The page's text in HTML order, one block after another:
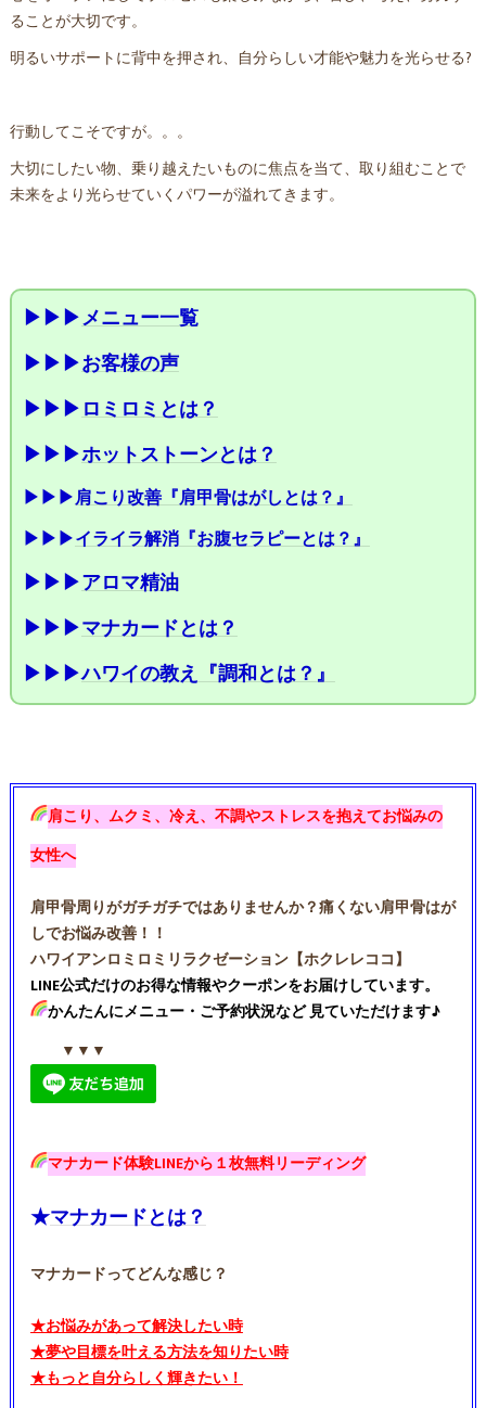
ることが大切です。
明るいサポートに背中を押され、自分らしい才能や魅力を光らせる?
行動してこそですが。。。
大切にしたい物、乗り越えたいものに焦点を当て、取り組むことで
未来をより光らせていくパワーが溢れてきます。
▶▶▶メニュー一覧
▶▶▶お客様の声
▶▶▶ロミロミとは？
▶▶▶ホットストーンとは？
▶▶▶肩こり改善『肩甲骨はがしとは？』
▶▶▶イライラ解消『お腹セラピーとは？』
▶▶▶アロマ精油
▶▶▶マナカードとは？
▶▶▶ハワイの教え『調和とは？』
肩こり、ムクミ、冷え、不調やストレスを抱えてお悩みの
女性へ
肩甲骨周りがガチガチではありませんか？痛くない肩甲骨はが
しでお悩み改善！！
ハワイアンロミロミリラクゼーション【ホクレレココ】
LINE公式だけのお得な情報やクーポンをお届けしています。
かんたんにメニュー・ご予約状況など 見ていただけます♪
▼▼▼
マナカード体験LINEから１枚無料リーディング
★マナカードとは？
マナカードってどんな感じ？
★お悩みがあって解決したい時
★夢や目標を叶える方法を知りたい時
★もっと自分らしく輝きたい！